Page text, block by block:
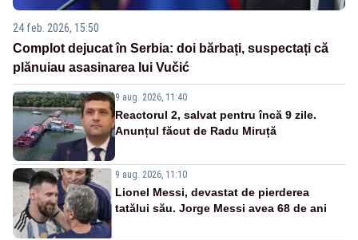
24 feb. 2026, 15:50
Complot dejucat în Serbia: doi bărbați, suspectați că
plănuiau asasinarea lui Vučić
9 aug. 2026, 11:40
Reactorul 2, salvat pentru încă 9 zile.
Anunțul făcut de Radu Miruță
9 aug. 2026, 11:10
Lionel Messi, devastat de pierderea
tatălui său. Jorge Messi avea 68 de ani